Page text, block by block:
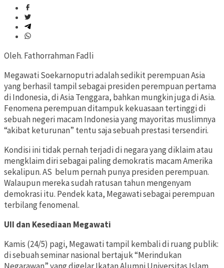
Oleh. Fathorrahman Fadli
Megawati Soekarnoputri adalah sedikit perempuan Asia
yang berhasil tampil sebagai presiden perempuan pertama
di Indonesia, di Asia Tenggara, bahkan mungkin juga di Asia.
Fenomena perempuan ditampuk kekuasaan tertinggi di
sebuah negeri macam Indonesia yang mayoritas muslimnya
“akibat keturunan” tentu saja sebuah prestasi tersendiri.
Kondisi ini tidak pernah terjadi di negara yang diklaim atau
mengklaim diri sebagai paling demokratis macam Amerika
sekalipun. AS belum pernah punya presiden perempuan.
Walaupun mereka sudah ratusan tahun mengenyam
demokrasi itu. Pendek kata, Megawati sebagai perempuan
terbilang fenomenal.
UII dan Kesediaan Megawati
Kamis (24/5) pagi, Megawati tampil kembali di ruang publik:
di sebuah seminar nasional bertajuk “Merindukan